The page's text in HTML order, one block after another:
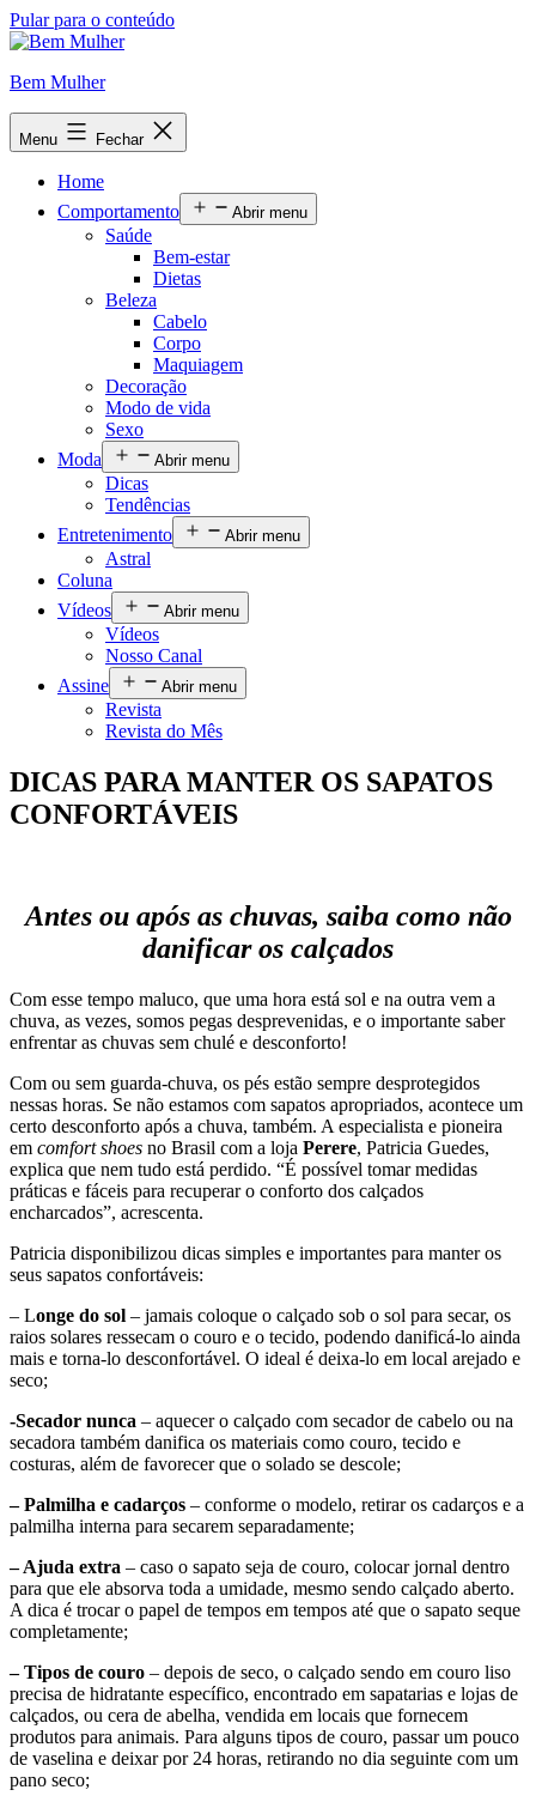
Pular para o conteúdo
Bem Mulher
Menu Fechar
Home
Comportamento
Abrir menu
Saúde
Bem-estar
Dietas
Beleza
Cabelo
Corpo
Maquiagem
Decoração
Modo de vida
Sexo
Moda
Abrir menu
Dicas
Tendências
Entretenimento
Abrir menu
Astral
Coluna
Vídeos
Abrir menu
Vídeos
Nosso Canal
Assine
Abrir menu
Revista
Revista do Mês
DICAS PARA MANTER OS SAPATOS
CONFORTÁVEIS
Antes ou após as chuvas, saiba como não
danificar os calçados
Com esse tempo maluco, que uma hora está sol e na outra vem a
chuva, as vezes, somos pegas desprevenidas, e o importante saber
enfrentar as chuvas sem chulé e desconforto!
Com ou sem guarda-chuva, os pés estão sempre desprotegidos
nessas horas. Se não estamos com sapatos apropriados, acontece um
certo desconforto após a chuva, também. A especialista e pioneira
em comfort shoes no Brasil com a loja Perere, Patricia Guedes,
explica que nem tudo está perdido. “É possível tomar medidas
práticas e fáceis para recuperar o conforto dos calçados
encharcados”, acrescenta.
Patricia disponibilizou dicas simples e importantes para manter os
seus sapatos confortáveis:
– Longe do sol – jamais coloque o calçado sob o sol para secar, os
raios solares ressecam o couro e o tecido, podendo danificá-lo ainda
mais e torna-lo desconfortável. O ideal é deixa-lo em local arejado e
seco;
-Secador nunca – aquecer o calçado com secador de cabelo ou na
secadora também danifica os materiais como couro, tecido e
costuras, além de favorecer que o solado se descole;
– Palmilha e cadarços – conforme o modelo, retirar os cadarços e a
palmilha interna para secarem separadamente;
– Ajuda extra – caso o sapato seja de couro, colocar jornal dentro
para que ele absorva toda a umidade, mesmo sendo calçado aberto.
A dica é trocar o papel de tempos em tempos até que o sapato seque
completamente;
– Tipos de couro – depois de seco, o calçado sendo em couro liso
precisa de hidratante específico, encontrado em sapatarias e lojas de
calçados, ou cera de abelha, vendida em locais que fornecem
produtos para animais. Para alguns tipos de couro, passar um pouco
de vaselina e deixar por 24 horas, retirando no dia seguinte com um
pano seco;